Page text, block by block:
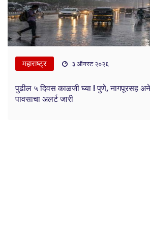
महाराष्ट्र ३ ऑगस्ट २०२६
पुढील ५ दिवस काळजी घ्या ! पुणे, नागपूरसह
पावसाचा अलर्ट जारी